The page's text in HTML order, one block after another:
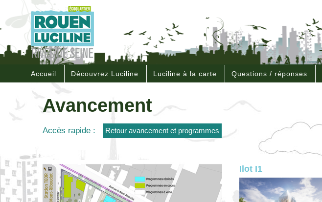
Accueil Découvrez Luciline Luciline à la carte Questions / réponses
Avancement
Accès rapide : Retour avancement et programmes
Ilot I1